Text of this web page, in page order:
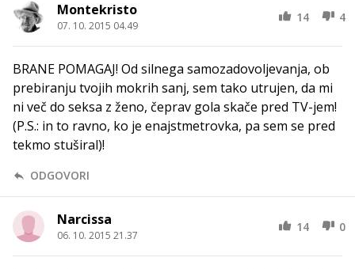
Montekristo
07. 10. 2015 04.49
14 4
BRANE POMAGAJ! Od silnega samozadovoljevanja, ob
prebiranju tvojih mokrih sanj, sem tako utrujen, da mi
ni več do seksa z ženo, čeprav gola skače pred TV-jem!
(P.S.: in to ravno, ko je enajstmetrovka, pa sem se pred
tekmo stuširal)!
ODGOVORI
Narcissa
06. 10. 2015 21.37
14 0